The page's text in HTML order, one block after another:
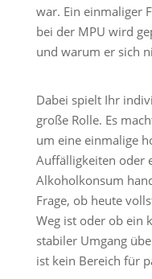
war. Ein einmaliger
bei der MPU wird
und warum er sich
Dabei spielt Ihr
große Rolle. Es
um eine einmalige
Auffälligkeiten oder
Alkoholkonsum
Frage, ob heute
Weg ist oder ob ein
stabiler Umgang
ist kein Bereich für